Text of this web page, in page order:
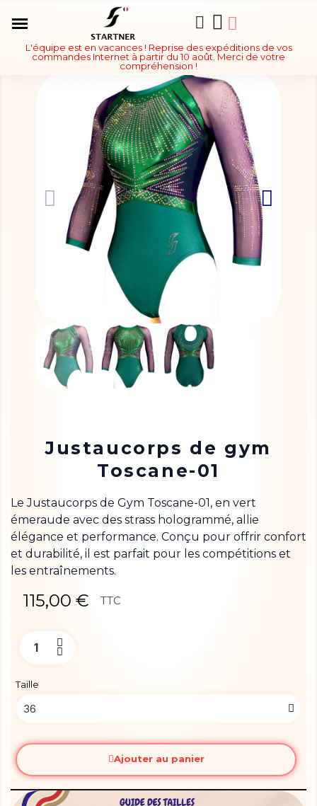
L'équipe est en vacances ! Reprise des expéditions de vos
commandes Internet à partir du 10 août. Merci de votre
compréhension !
Justaucorps de gym
Toscane-01
Le Justaucorps de Gym Toscane-01, en vert
émeraude avec des strass hologrammé, allie
élégance et performance. Conçu pour offrir confort
et durabilité, il est parfait pour les compétitions et
les entraînements.
115,00 € TTC
Taille
Ajouter au panier